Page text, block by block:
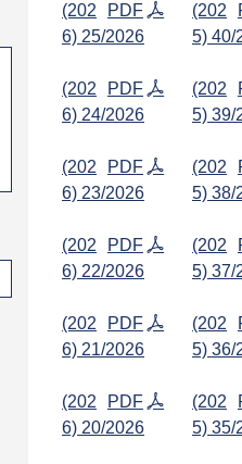
PDF
(202
6) 25/2026
PDF
(202
6) 24/2026
PDF
(202
6) 23/2026
PDF
(202
6) 22/2026
PDF
(202
6) 21/2026
PDF
(202
6) 20/2026
(202
5) 40/
(202
5) 39/
(202
5) 38/
(202
5) 37/
(202
5) 36/
(202
5) 35/